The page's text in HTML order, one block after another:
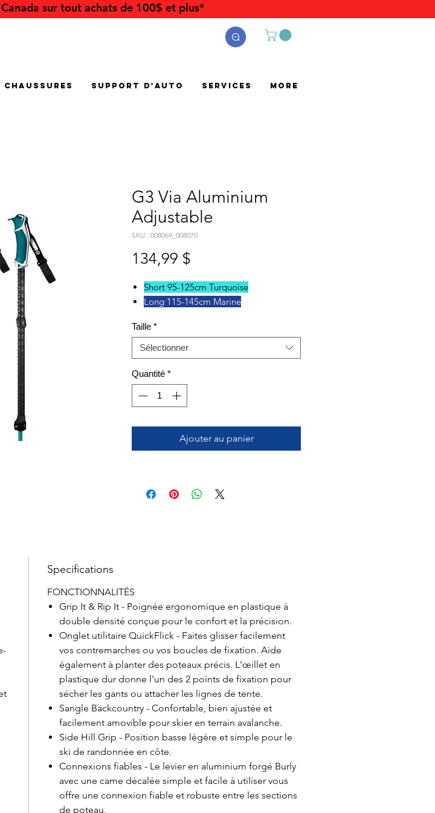
sur tout achats de 100$ et plus*
Chaussures Support d'auto Services More
G3 Via Aluminium
Adjustable
SKU : 008069_008070
134,99 $
Short 95-125cm Turquoise
Long 115-145cm Marine
Taille *
Sélectionner
Quantité *
Ajouter au panier
Specifications
FONCTIONNALITÉS
Grip It & Rip It - Poignée ergonomique en plastique à
double densité conçue pour le confort et la précision.
Onglet utilitaire QuickFlick - Faites glisser facilement
vos contremarches ou vos boucles de fixation. Aide
également à planter des poteaux précis. L'œillet en
plastique dur donne l'un des 2 points de fixation pour
sécher les gants ou attacher les lignes de tente.
Sangle Backcountry - Confortable, bien ajustée et
facilement amovible pour skier en terrain avalanche.
Side Hill Grip - Position basse légère et simple pour le
ski de randonnée en côte.
Connexions fiables - Le levier en aluminium forgé Burly
avec une came décalée simple et facile à utiliser vous
offre une connexion fiable et robuste entre les sections
de poteau.